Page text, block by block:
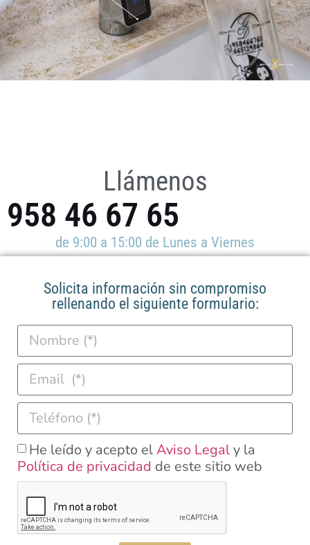
Llámenos
958 46 67 65
de 9:00 a 15:00 de Lunes a Viernes​
Solicita información sin compromiso
rellenando el siguiente formulario:
He leído y acepto elAviso Legaly la
Política de privacidad de este sitio web